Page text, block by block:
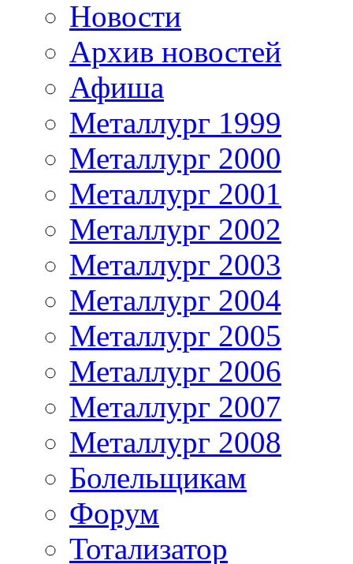
Новости
Архив новостей
Афиша
Металлург 1999
Металлург 2000
Металлург 2001
Металлург 2002
Металлург 2003
Металлург 2004
Металлург 2005
Металлург 2006
Металлург 2007
Металлург 2008
Болельщикам
Форум
Тотализатор